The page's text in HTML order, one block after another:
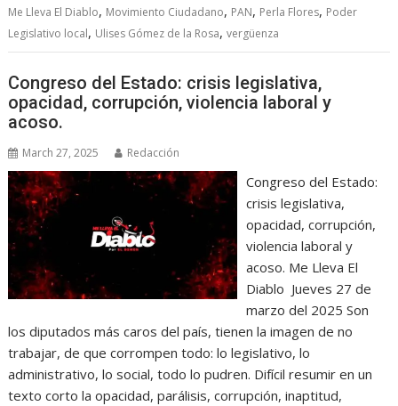
Me Lleva El Diablo, Movimiento Ciudadano, PAN, Perla Flores, Poder
Legislativo local, Ulises Gómez de la Rosa,vergüenza
Congreso del Estado: crisis legislativa,
opacidad, corrupción, violencia laboral y
acoso.
March 27, 2025 Redacción
Congreso del Estado:
crisis legislativa,
opacidad, corrupción,
violencia laboral y
acoso. Me Lleva El
Diablo Jueves 27 de
marzo del 2025 Son
los diputados más caros del país, tienen la imagen de no
trabajar, de que corrompen todo: lo legislativo, lo
administrativo, lo social, todo lo pudren. Difícil resumir en un
texto corto la opacidad, parálisis, corrupción, inaptitud,